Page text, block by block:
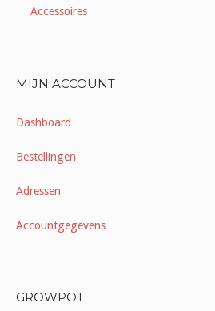
Accessoires
MIJN ACCOUNT
Dashboard
Bestellingen
Adressen
Accountgegevens
GROWPOT